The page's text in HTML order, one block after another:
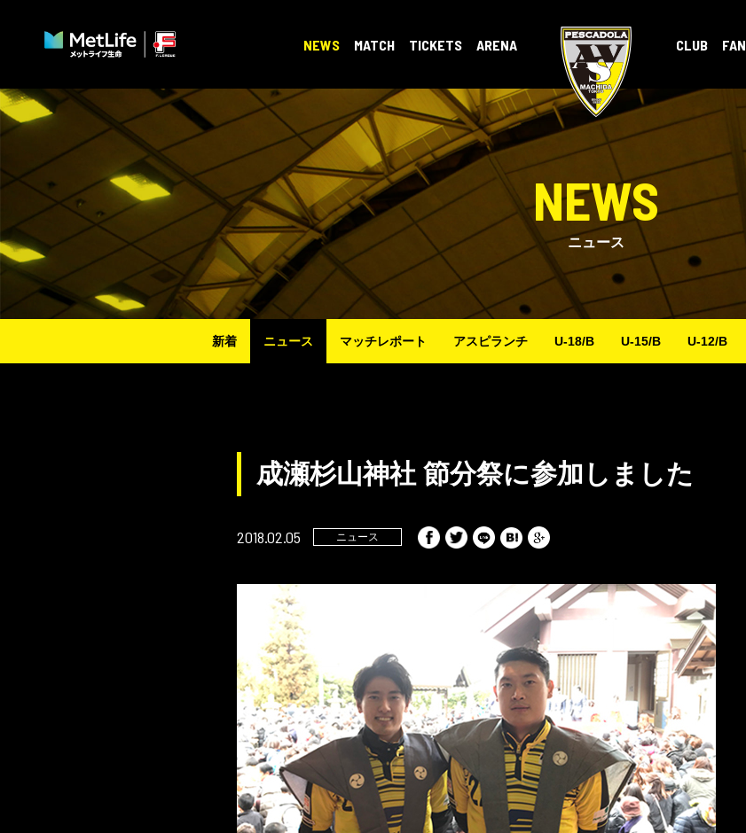
NEWS MATCH TICKETS ARENA CLUB FAN
NEWS
ニュース
新着 ニュース マッチレポート アスピランチ U-18/B U-15/B U-12/B
成瀬杉山神社 節分祭に参加しました
2018.02.05 ニュース